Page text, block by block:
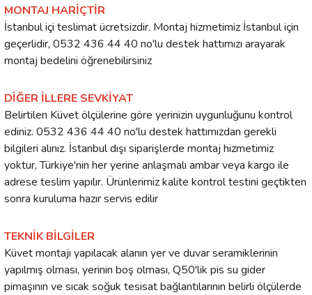
MONTAJ HARİÇTİR
İstanbul içi teslimat ücretsizdir. Montaj hizmetimiz İstanbul için
geçerlidir, 0532 436 44 40 no'lu destek hattımızı arayarak
montaj bedelini öğrenebilirsiniz
DİĞER İLLERE SEVKİYAT
Belirtilen Küvet ölçülerine göre yerinizin uygunluğunu kontrol
ediniz. 0532 436 44 40 no'lu destek hattımızdan gerekli
bilgileri alınız. İstanbul dışı siparişlerde montaj hizmetimiz
yoktur, Türkiye'nin her yerine anlaşmalı ambar veya kargo ile
adrese teslim yapılır. Ürünlerimiz kalite kontrol testini geçtikten
sonra kuruluma hazır servis edilir
TEKNİK BİLGİLER
Küvet montajı yapılacak alanın yer ve duvar seramiklerinin
yapılmış olması, yerinin boş olması, Q50'lik pis su gider
pimaşının ve sıcak soğuk tesisat bağlantılarının belirli ölçülerde